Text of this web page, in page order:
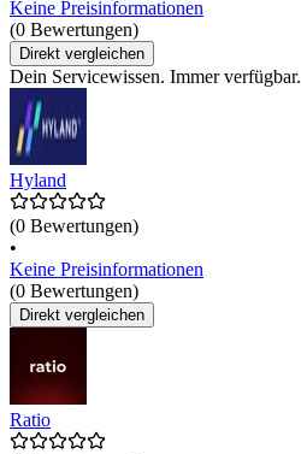
Keine Preisinformationen
(0 Bewertungen)
Direkt vergleichen
Dein Servicewissen. Immer verfügbar.
Hyland
(0 Bewertungen)
•
Keine Preisinformationen
(0 Bewertungen)
Direkt vergleichen
Ratio